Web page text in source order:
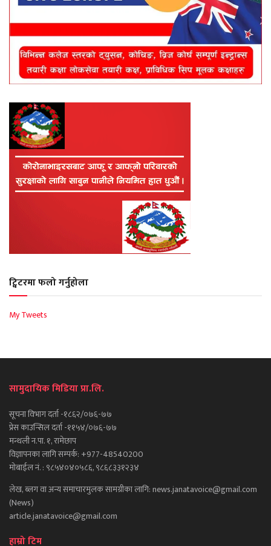
ट्विटरमा फलो गर्नुहोला
My Tweets
सामुदायिक मिडिया प्रा.लि.
सूचना विभाग दर्ता -१८६२/०७६-७७
प्रेस काउन्सिल दर्ता -११५४/०७६-७७
मन्थली न.पा. १, रामेछाप
विज्ञापनका लागि सम्पर्क: +977-48540200
मोबाईल नं. : ९८५४०४०५८६, ९८६८३३१२३४
लेख, ब्लग वा अन्य समाचारमुलक सामग्रीका लागि: news.janatavoice@gmail.com
(News)
article.janatavoice@gmail.com
हाम्रो टिम